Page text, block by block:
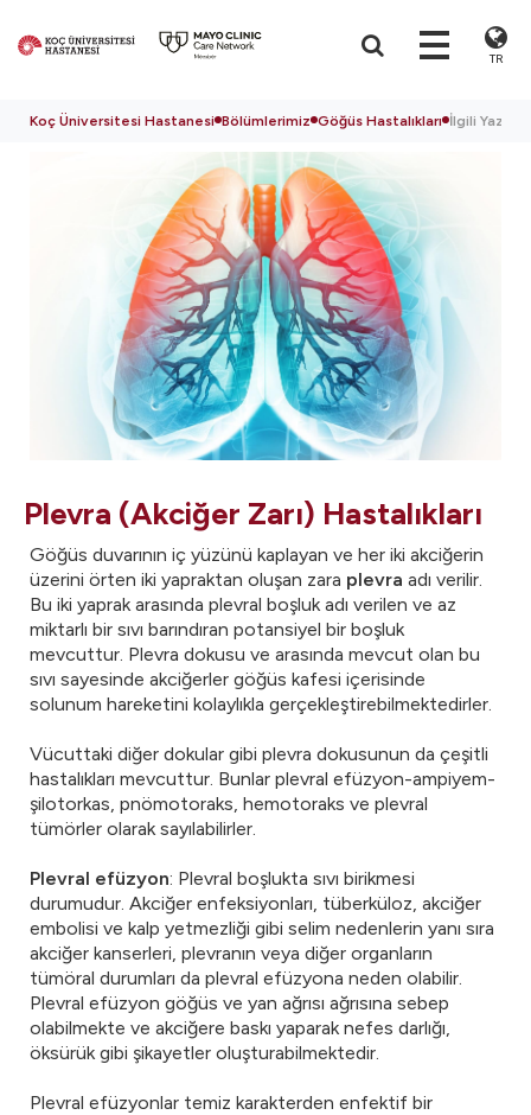
TR
Koç Üniversitesi Hastanesi Bölümlerimiz Göğüs Hastalıkları İlgili Yazılar
Plevra (Akciğer Zarı) Hastalıkları
Göğüs duvarının iç yüzünü kaplayan ve her iki akciğerin
üzerini örten iki yapraktan oluşan zara plevra adı verilir.
Bu iki yaprak arasında plevral boşluk adı verilen ve az
miktarlı bir sıvı barındıran potansiyel bir boşluk
mevcuttur. Plevra dokusu ve arasında mevcut olan bu
sıvı sayesinde akciğerler göğüs kafesi içerisinde
solunum hareketini kolaylıkla gerçekleştirebilmektedirler.
Vücuttaki diğer dokular gibi plevra dokusunun da çeşitli
hastalıkları mevcuttur. Bunlar plevral efüzyon-ampiyem-
şilotorkas, pnömotoraks, hemotoraks ve plevral
tümörler olarak sayılabilirler.
Plevral efüzyon: Plevral boşlukta sıvı birikmesi
durumudur. Akciğer enfeksiyonları, tüberküloz, akciğer
embolisi ve kalp yetmezliği gibi selim nedenlerin yanı sıra
akciğer kanserleri, plevranın veya diğer organların
tümöral durumları da plevral efüzyona neden olabilir.
Plevral efüzyon göğüs ve yan ağrısı ağrısına sebep
olabilmekte ve akciğere baskı yaparak nefes darlığı,
öksürük gibi şikayetler oluşturabilmektedir.
Plevral efüzyonlar temiz karakterden enfektif bir